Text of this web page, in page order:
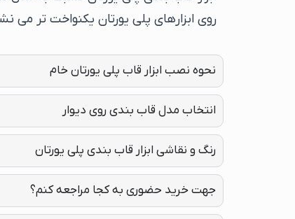
روی ابزارهای پلی یورتان یکنواخت تر می
نحوه نصب ابزار قاب پلی یورتان خام
انتخاب مدل قاب بندی روی دیوار
رنگ و نقاشی ابزار قاب بندی پلی یورتان
جهت خرید حضوری به کجا مراجعه کنم؟